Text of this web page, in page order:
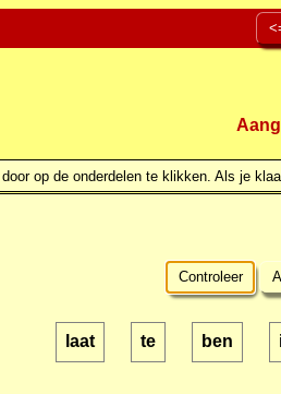
op de onderdelen te klikken. Als je
Controleer
laat te ben